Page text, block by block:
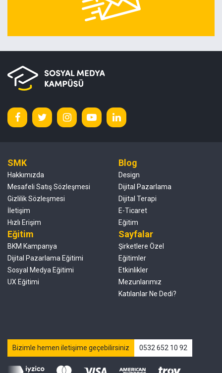
SMK
Hakkımızda
Mesafeli Satış Sözleşmesi
Gizlilik Sözleşmesi
İletişim
Hızlı Erişim
Blog
Design
Dijital Pazarlama
Dijital Terapi
E-Ticaret
Eğitim
Eğitim
BKM Kampanya
Dijital Pazarlama Eğitimi
Sosyal Medya Eğitimi
UX Eğitimi
Sayfalar
Şirketlere Özel
Eğitimler
Etkinlikler
Mezunlarımız
Katılanlar Ne Dedi?
Bizimle hemen iletişime geçebilirsiniz 0532 652 10 92